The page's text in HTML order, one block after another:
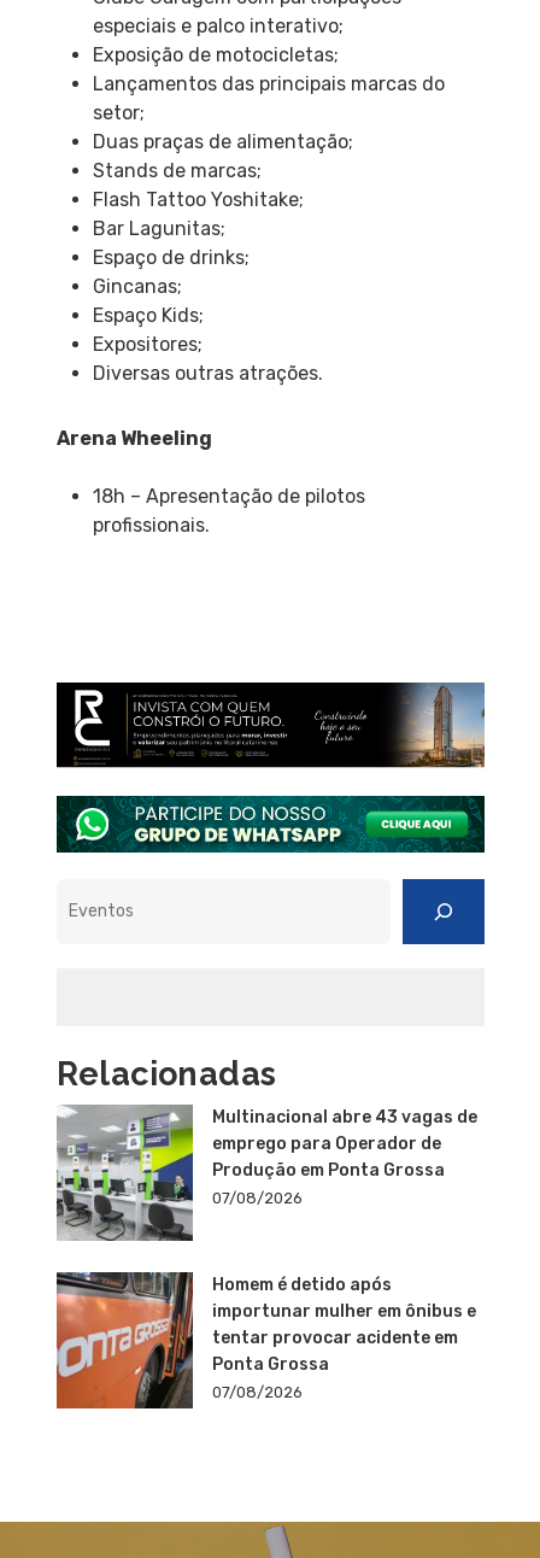
especiais e palco interativo;
Exposição de motocicletas;
Lançamentos das principais marcas do
setor;
Duas praças de alimentação;
Stands de marcas;
Flash Tattoo Yoshitake;
Bar Lagunitas;
Espaço de drinks;
Gincanas;
Espaço Kids;
Expositores;
Diversas outras atrações.
Arena Wheeling
18h – Apresentação de pilotos
profissionais.
Relacionadas
Multinacional abre 43 vagas de
emprego para Operador de
Produção em Ponta Grossa
07/08/2026
Homem é detido após
importunar mulher em ônibus e
tentar provocar acidente em
Ponta Grossa
07/08/2026